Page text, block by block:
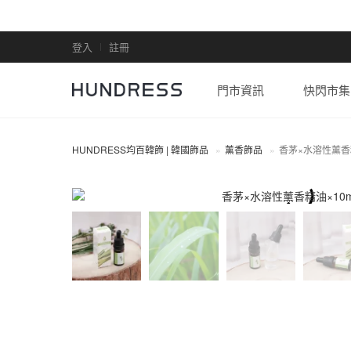
登入 註冊
門市資訊 快閃市集
HUNDRESS均百韓飾 | 韓國飾品 薰香飾品 香茅×水溶性薰